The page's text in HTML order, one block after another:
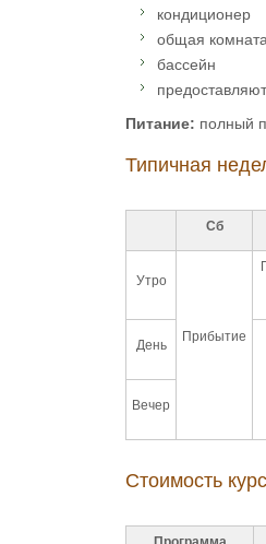
кондиционер
общая
бассейн
Питание: полный
Типичная
Сб
Утро
Прибытие
День
Вечер
Стоимость